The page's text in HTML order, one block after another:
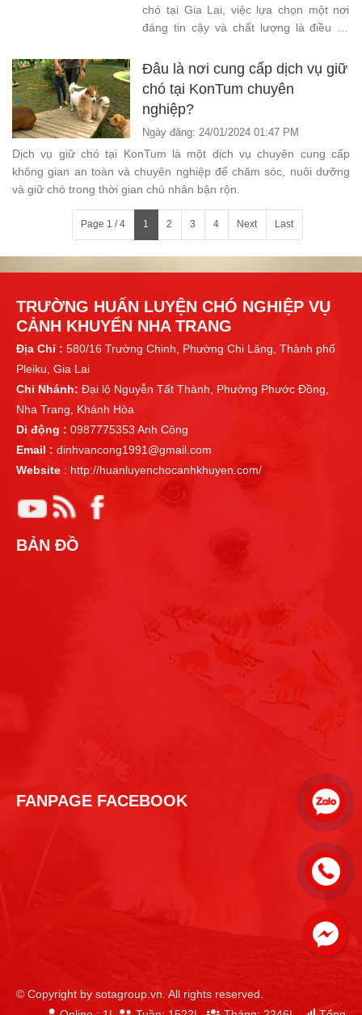
chó tại Gia Lai, việc lựa chọn một nơi
đáng tin cậy và chất lượng là điều vô
Đâu là nơi cung cấp dịch vụ giữ
chó tại KonTum chuyên
nghiệp?
Ngày đăng: 24/01/2024 01:47 PM
Dịch vụ giữ chó tại KonTum là một dịch vụ chuyên cung cấp
không gian an toàn và chuyên nghiệp để chăm sóc, nuôi dưỡng
và giữ chó trong thời gian chủ nhân bận rộn.
Page 1 / 4 1 2 3 4 Next Last
TRƯỜNG HUẤN LUYỆN CHÓ NGHIỆP VỤ
CẢNH KHUYỂN NHA TRANG
Địa Chỉ : 580/16 Trường Chinh, Phường Chi Lăng, Thành phố
Pleiku, Gia Lai
Chi Nhánh: Đại lộ Nguyễn Tất Thành, Phường Phước Đồng,
Nha Trang, Khánh Hòa
Di động : 0987775353 Anh Công
Email : dinhvancong1991@gmail.com
Website : http://huanluyenchocanhkhuyen.com/
BẢN ĐỒ
FANPAGE FACEBOOK
© Copyright by sotagroup.vn. All rights reserved.
Facebook